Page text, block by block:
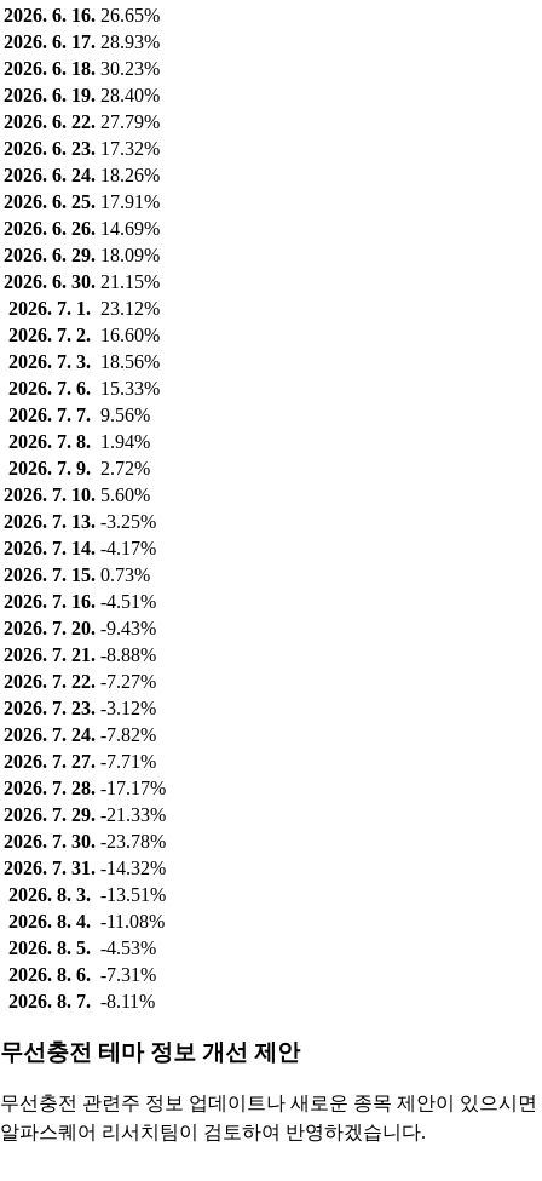
2026. 6. 16. 26.65%
2026. 6. 17. 28.93%
2026. 6. 18. 30.23%
2026. 6. 19. 28.40%
2026. 6. 22. 27.79%
2026. 6. 23. 17.32%
2026. 6. 24. 18.26%
2026. 6. 25. 17.91%
2026. 6. 26. 14.69%
2026. 6. 29. 18.09%
2026. 6. 30. 21.15%
2026. 7. 1. 23.12%
2026. 7. 2. 16.60%
2026. 7. 3. 18.56%
2026. 7. 6. 15.33%
2026. 7. 7. 9.56%
2026. 7. 8. 1.94%
2026. 7. 9. 2.72%
2026. 7. 10. 5.60%
2026. 7. 13. -3.25%
2026. 7. 14. -4.17%
2026. 7. 15. 0.73%
2026. 7. 16. -4.51%
2026. 7. 20. -9.43%
2026. 7. 21. -8.88%
2026. 7. 22. -7.27%
2026. 7. 23. -3.12%
2026. 7. 24. -7.82%
2026. 7. 27. -7.71%
2026. 7. 28. -17.17%
2026. 7. 29. -21.33%
2026. 7. 30. -23.78%
2026. 7. 31. -14.32%
2026. 8. 3. -13.51%
2026. 8. 4. -11.08%
2026. 8. 5. -4.53%
2026. 8. 6. -7.31%
2026. 8. 7. -8.11%
무선충전 테마 정보 개선 제안
무선충전 관련주 정보 업데이트나 새로운 종목 제안이 있으시면
알파스퀘어 리서치팀이 검토하여 반영하겠습니다.